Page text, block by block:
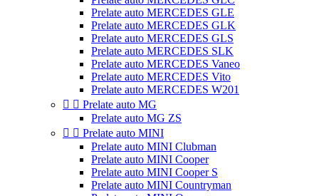
Prelate auto MERCEDES GLE
Prelate auto MERCEDES GLK
Prelate auto MERCEDES GLS
Prelate auto MERCEDES SLK
Prelate auto MERCEDES Vaneo
Prelate auto MERCEDES Vito
Prelate auto MERCEDES W201
  Prelate auto MG
Prelate auto MG ZS
  Prelate auto MINI
Prelate auto MINI Clubman
Prelate auto MINI Cooper
Prelate auto MINI Cooper S
Prelate auto MINI Countryman